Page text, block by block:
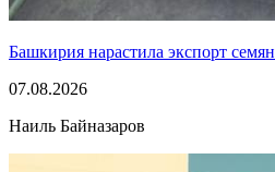
Башкирия нарастила экспорт
07.08.2026
Наиль Байназаров